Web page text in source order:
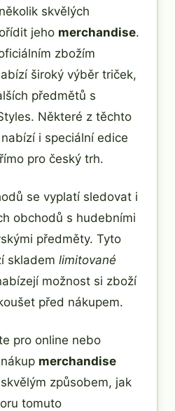
skvělých
jeho merchandise.
zbožím
široký výběr triček,
předmětů s
Některé z těchto
i speciální edice
pro český trh.
se vyplatí sledovat i
obchodů s hudebními
předměty. Tyto
skladem limitované
možnost si zboží
před nákupem.
pro online nebo
merchandise
způsobem, jak
tomuto